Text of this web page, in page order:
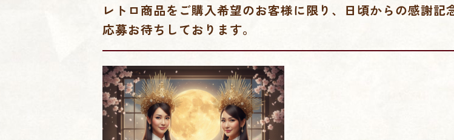
レトロ商品をご購入希望のお客様に限り、日頃からの感謝
応募お待ちしております。